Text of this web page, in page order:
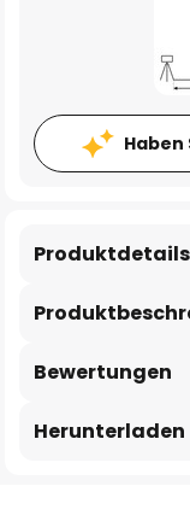
Haben
Produktdetails
Bewertungen
Herunterladen